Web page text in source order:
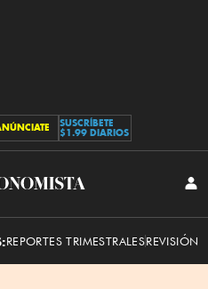
SUSCRÍBETE
$1.99 DIARIOS
El
REPORTES TRIMESTRALESREVISIÓN